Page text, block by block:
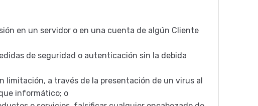
en un servidor o en una cuenta de algún Cliente
de seguridad o autenticación sin la debida
a través de la presentación de un virus al
informático; o